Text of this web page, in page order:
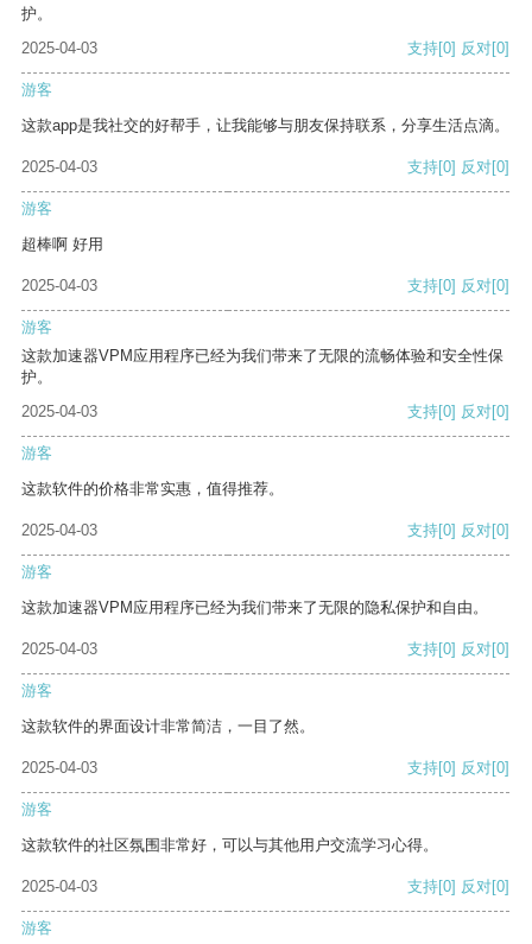
护。
2025-04-03
支持[0] 反对[0]
游客
这款app是我社交的好帮手，让我能够与朋友保持联系，分享生活点滴。
2025-04-03 支持[0] 反对[0]
游客
超棒啊 好用
2025-04-03 支持[0] 反对[0]
游客
这款加速器VPM应用程序已经为我们带来了无限的流畅体验和安全性保
护。
2025-04-03
支持[0] 反对[0]
游客
这款软件的价格非常实惠，值得推荐。
2025-04-03 支持[0] 反对[0]
游客
这款加速器VPM应用程序已经为我们带来了无限的隐私保护和自由。
2025-04-03 支持[0] 反对[0]
游客
这款软件的界面设计非常简洁，一目了然。
2025-04-03 支持[0] 反对[0]
游客
这款软件的社区氛围非常好，可以与其他用户交流学习心得。
2025-04-03 支持[0] 反对[0]
游客